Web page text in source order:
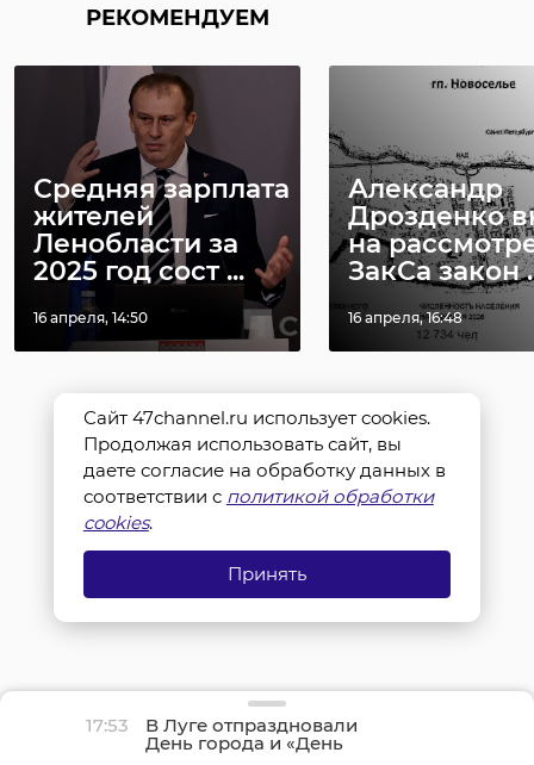
РЕКОМЕНДУЕМ
Средняя зарплата
жителей
Ленобласти за
2025 год сост ...
16 апреля, 14:50
Александр
Дрозденко
на
ЗакСа закон
16 апреля, 16:48
17:53 В Луге отпраздновали
День города и «День
Сайт 47channel.ru использует cookies.
Продолжая использовать сайт, вы
даете согласие на обработку данных в
соответствии с политикой обработки
cookies.
Принять